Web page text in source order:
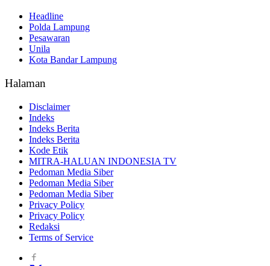
Headline
Polda Lampung
Pesawaran
Unila
Kota Bandar Lampung
Halaman
Disclaimer
Indeks
Indeks Berita
Indeks Berita
Kode Etik
MITRA-HALUAN INDONESIA TV
Pedoman Media Siber
Pedoman Media Siber
Pedoman Media Siber
Privacy Policy
Privacy Policy
Redaksi
Terms of Service